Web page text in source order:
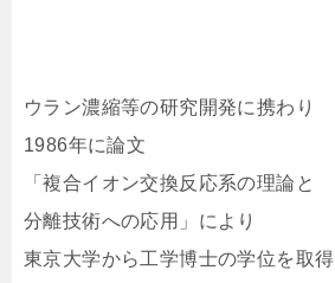
ウラン濃縮等の研究開発に携わり
1986年に論文
「複合イオン交換反応系の理論と
分離技術への応用」により
東京大学から工学博士の学位を取得